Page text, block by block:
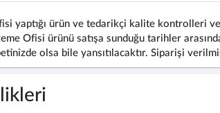
yaptığı ürün ve tedarikçi kalite kontrolleri
Ofisi ürünü satışa sunduğu tarihler
olsa bile yansıtılacaktır. Siparişi